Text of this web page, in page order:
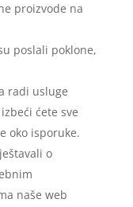
proizvode na
poslali poklone,
radi usluge
ćete sve
oko isporuke.
o
naše web